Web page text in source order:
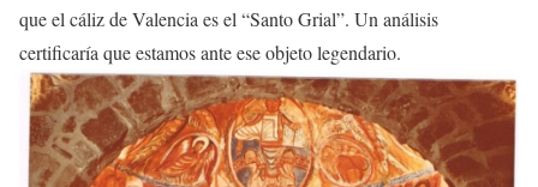
que el cáliz de Valencia es el “Santo Grial”. Un análisis
certificaría que estamos ante ese objeto legendario.